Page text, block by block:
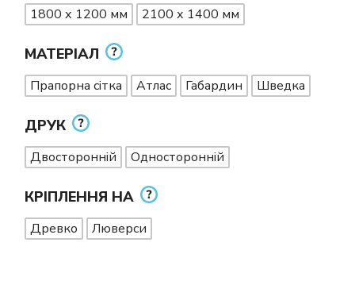
1800 х 1200 мм
2100 х 1400 мм
МАТЕРІАЛ
Прапорна сітка Атлас Габардин Шведка
ДРУК
Двосторонній Односторонній
КРІПЛЕННЯ НА
Древко Люверси